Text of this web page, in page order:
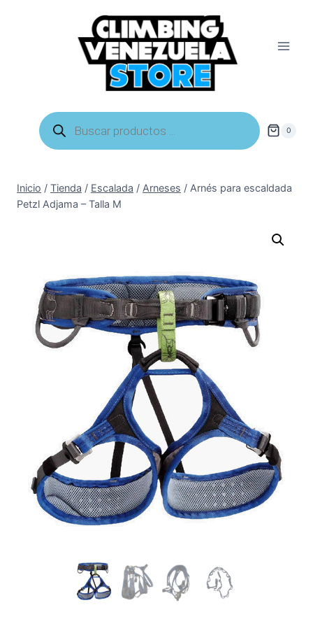
Búsqueda
de
productos
0
Inicio / Tienda / Escalada / Arneses / Arnés para escaldada
Petzl Adjama – Talla M